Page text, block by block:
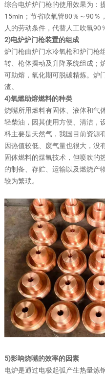
综合电炉炉门枪的使用效果为：
15min；节省吹氧管80％～90％
人的劳动条件，代替人工吹氧90
2)电炉炉门枪装置的组成
炉门枪由炉门水冷氧枪和炉门枪
转、枪体摆动及升降系统组成；
可助熔，氧化期可脱碳精炼。炉
渣。
4)氧燃助熔燃料的种类
烧嘴所用燃料有固体、液体和气
轻柴油，因其使用方便、清洁，
料主要是天然气，我国目前资源
因热值较低、废气量也很大，没
固体燃料的煤氧技术，但喷吹的
的制备、存贮、运输以及燃烧产
较为繁琐。
5)影响烧嘴的效率的因素
电炉是通过电极起弧产生热量炼